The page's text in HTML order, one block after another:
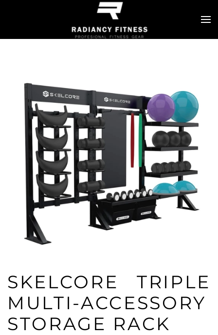
SKELCORE TRIPLE
MULTI-ACCESSORY
STORAGE RACK